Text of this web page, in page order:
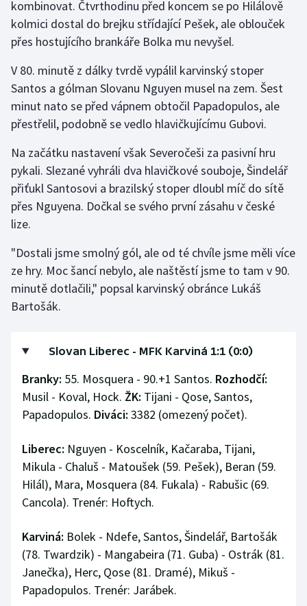
Olympijské hry
Parasport
Plavání
Plážový volejbal
Ragby
Rychlobruslení
Rychlostní kanoistika
Sportovní střelba
Stolní tenis
Veslování
Vodní slalom
Ostatní
kombinovat. Čtvrthodinu před koncem se po Hilálově
kolmici dostal do brejku střídající Pešek, ale oblouček
přes hostujícího brankáře Bolka mu nevyšel.
V 80. minutě z dálky tvrdě vypálil karvinský stoper
Santos a gólman Slovanu Nguyen musel na zem. Šest
minut nato se před vápnem obtočil Papadopulos, ale
přestřelil, podobně se vedlo hlavičkujícímu Gubovi.
Na začátku nastavení však Severočeši za pasivní hru
pykali. Slezané vyhráli dva hlavičkové souboje, Šindelář
přiťukl Santosovi a brazilský stoper dloubl míč do sítě
přes Nguyena. Dočkal se svého první zásahu v české
lize.
"Dostali jsme smolný gól, ale od té chvíle jsme měli více
ze hry. Moc šancí nebylo, ale naštěstí jsme to tam v 90.
minutě dotlačili," popsal karvinský obránce Lukáš
Bartošák.
Slovan Liberec - MFK Karviná 1:1 (0:0)
Branky: 55. Mosquera - 90.+1 Santos. Rozhodčí:
Musil - Koval, Hock. ŽK: Tijani - Qose, Santos,
Papadopulos. Diváci: 3382 (omezený počet).
Liberec: Nguyen - Koscelník, Kačaraba, Tijani,
Mikula - Chaluš - Matoušek (59. Pešek), Beran (59.
Hilál), Mara, Mosquera (84. Fukala) - Rabušic (69.
Cancola). Trenér: Hoftych.
Karviná: Bolek - Ndefe, Santos, Šindelář, Bartošák
(78. Twardzik) - Mangabeira (71. Guba) - Ostrák (81.
Janečka), Herc, Qose (81. Dramé), Mikuš -
Papadopulos. Trenér: Jarábek.